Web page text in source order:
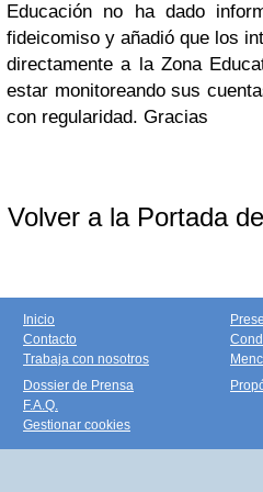
Educación no ha dado
fideicomiso y añadió que los
directamente a la Zona
estar monitoreando sus
con regularidad. Gracias
Volver a la Portada de
Inicio
Contacto
Trabaja con nosotros
Dossier de Prensa
F.A.Q.
Gestionar cookies